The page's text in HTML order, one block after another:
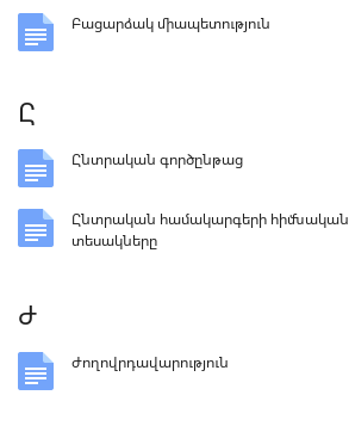
Բացարձակ միապետություն
Ը
Ընտրական գործընթաց
Ընտրական համակարգերի հիմնական
տեսակները
Ժ
Ժողովրդավարություն